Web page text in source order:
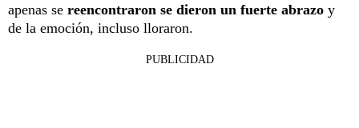
apenas se reencontraron se dieron un fuerte abrazo y
de la emoción, incluso lloraron.
PUBLICIDAD